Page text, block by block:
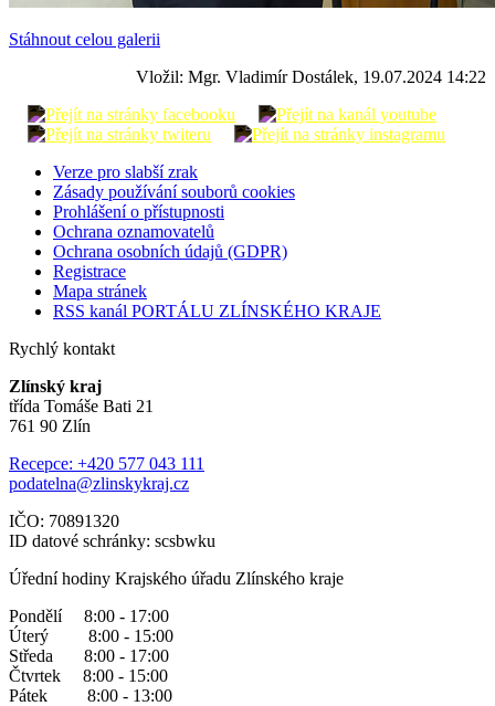
Stáhnout celou galerii
Vložil: Mgr. Vladimír Dostálek, 19.07.2024 14:22
Verze pro slabší zrak
Zásady používání souborů cookies
Prohlášení o přístupnosti
Ochrana oznamovatelů
Ochrana osobních údajů (GDPR)
Registrace
Mapa stránek
RSS kanál PORTÁLU ZLÍNSKÉHO KRAJE
Rychlý kontakt
Zlínský kraj
třída Tomáše Bati 21
761 90 Zlín
Recepce: +420 577 043 111
podatelna@zlinskykraj.cz
IČO: 70891320
ID datové schránky: scsbwku
Úřední hodiny Krajského úřadu Zlínského kraje
Pondělí 8:00 - 17:00
Úterý 8:00 - 15:00
Středa 8:00 - 17:00
Čtvrtek 8:00 - 15:00
Pátek 8:00 - 13:00